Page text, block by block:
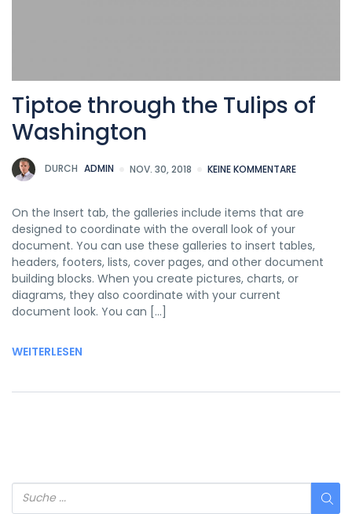
Tiptoe through the Tulips of
Washington
DURCH ADMIN NOV. 30, 2018 KEINE KOMMENTARE
On the Insert tab, the galleries include items that are
designed to coordinate with the overall look of your
document. You can use these galleries to insert tables,
headers, footers, lists, cover pages, and other document
building blocks. When you create pictures, charts, or
diagrams, they also coordinate with your current
document look. You can […]
WEITERLESEN